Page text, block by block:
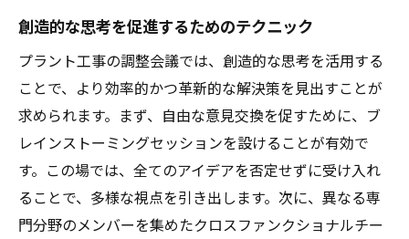
創造的な思考を促進するためのテクニック
プラント工事の調整会議では、創造的な思考を活用する
ことで、より効率的かつ革新的な解決策を見出すことが
求められます。まず、自由な意見交換を促すために、ブ
レインストーミングセッションを設けることが有効で
す。この場では、全てのアイデアを否定せずに受け入れ
ることで、多様な視点を引き出します。次に、異なる専
門分野のメンバーを集めたクロスファンクショナルチー